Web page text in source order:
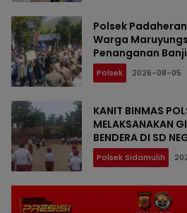
Polsek
Warga
Penanganan
Polsek 2026-08-05
KANIT BINMAS
MELAKSANAKAN
BENDERA DI SD
Polsek Sidamulih